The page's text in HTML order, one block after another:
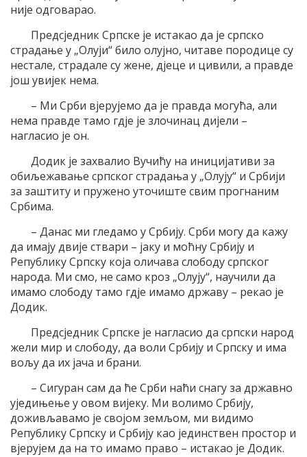
није одговарао.
Предсједник Српске је истакао да је српско
страдање у „Олуји“ било олујно, читаве породице су
нестале, страдале су жене, дјеце и цивили, а правде
још увијек нема.
– Ми Срби вјерујемо да је правда могућа, али
нема правде тамо гдје је злочинац дијели –
нагласио је он.
Додик је захвалио Вучићу на иницијативи за
обиљежавање српског страдања у „Олују“ и Србији
за заштиту и пружено уточиште свим прогнаним
Србима.
– Данас ми гледамо у Србију. Срби могу да кажу
да имају двије ствари – јаку и моћну Србију и
Републику Српску која оличава слободу српског
народа. Ми смо, не само кроз „Олују“, научили да
имамо слободу тамо гдје имамо државу – рекао је
Додик.
Предсједник Српске је нагласио да српски народ
жели мир и слободу, да воли Србију и Српску и има
вољу да их јача и брани.
– Сигуран сам да ће Срби наћи снагу за државно
уједињење у овом вијеку. Ми волимо Србију,
доживљавамо је својом земљом, ми видимо
Републику Српску и Србију као јединствен простор и
вјерујем да на то имамо право – истакао је Додик.